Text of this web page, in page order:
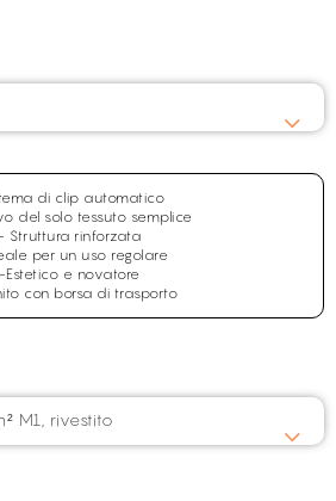
di clip automatico
del solo tessuto semplice
- Struttura rinforzata
per un uso regolare
-Estetico e novatore
con borsa di trasporto
M1, rivestito